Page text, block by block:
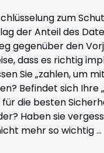
zum
der Anteil des
gegenüber den
dass es richtig
Sie „zahlen, um
Befindet sich Ihre
die besten
Haben sie
mehr so ​​wichtig …